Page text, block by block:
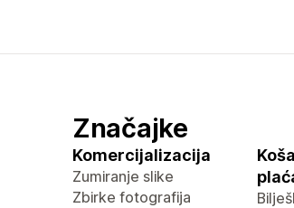
Značajke
Komercijalizacija
Zumiranje slike
Zbirke fotografija